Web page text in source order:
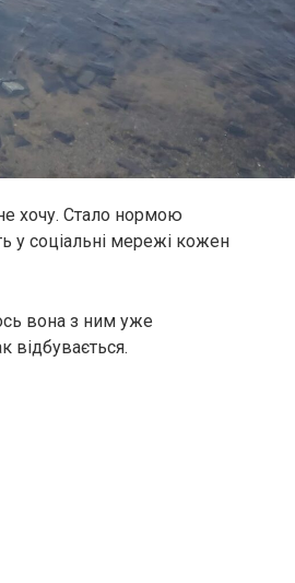
хочу. Стало нормою
у соціальні мережі кожен
вона з ним уже
відбувається.